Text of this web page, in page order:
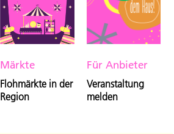
Märkte
Flohmärkte in der
Region
Für Anbieter
Veranstaltung
melden